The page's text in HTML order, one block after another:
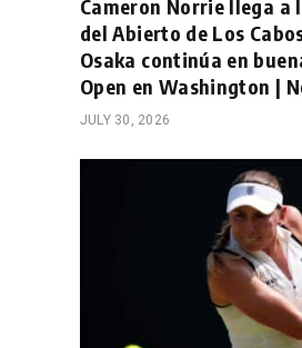
Cameron Norrie llega a
del Abierto de Los
Osaka continúa en
Open en Washington |
JULY 30, 2026